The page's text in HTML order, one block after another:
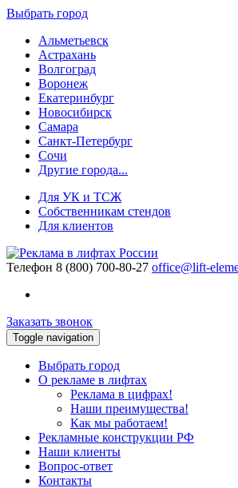
Выбрать город
Альметьевск
Астрахань
Волгоград
Воронеж
Екатеринбург
Новосибирск
Самара
Санкт-Петербург
Сочи
Другие города...
Для УК и ТСЖ
Собственникам стендов
Для клиентов
Телефон 8 (800) 700-80-27 office@lift-
Заказать звонок
Toggle navigation
Выбрать город
О рекламе в лифтах
Реклама в цифрах!
Наши преимущества!
Как мы работаем!
Рекламные конструкции РФ
Наши клиенты
Вопрос-ответ
Контакты